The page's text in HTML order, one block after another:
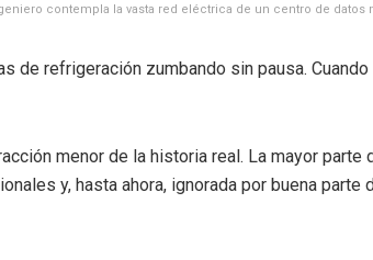
contempla la vasta red eléctrica de un centro de
refrigeración zumbando sin pausa.
menor de la historia real. La mayor
y, hasta ahora, ignorada por buena parte